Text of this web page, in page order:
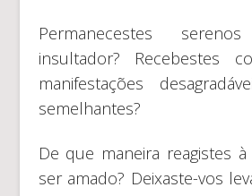
Permanecestes
insultador? Recebestes
manifestações
semelhantes?
De que maneira reagistes
ser amado? Deixaste-vos